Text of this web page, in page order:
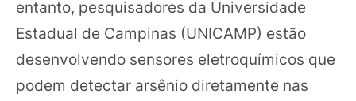
entanto, pesquisadores da Universidade
Estadual de Campinas (UNICAMP) estão
desenvolvendo sensores eletroquímicos que
podem detectar arsênio diretamente nas